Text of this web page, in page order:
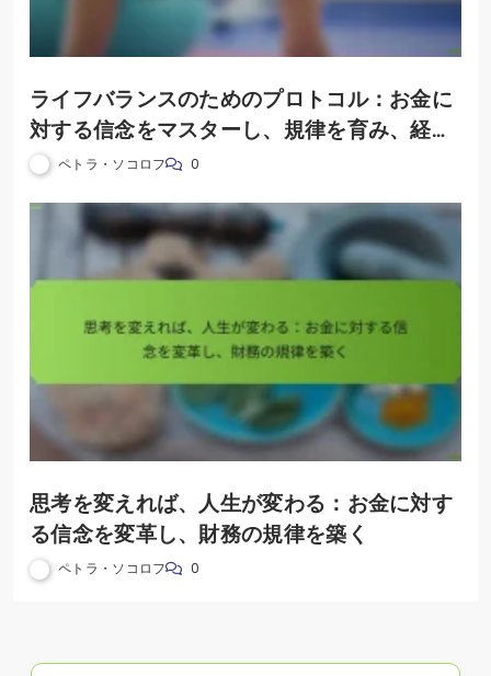
ライフバランスのためのプロトコル：お金に
対する信念をマスターし、規律を育み、経済
的自由を達成する
ペトラ・ソコロフ 0
思考を変えれば、人生が変わる：お金に対す
る信念を変革し、財務の規律を築く
ペトラ・ソコロフ 0